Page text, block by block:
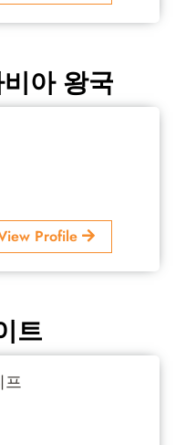
아 왕국
Profile
트
프